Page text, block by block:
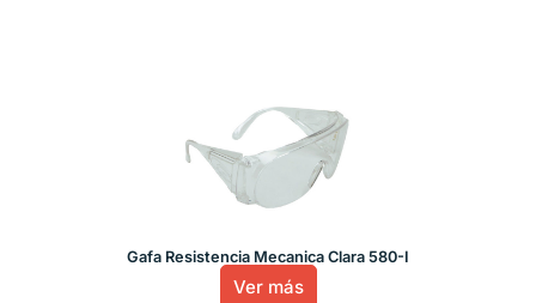
Gafa Resistencia Mecanica Clara 580-I
Ver más